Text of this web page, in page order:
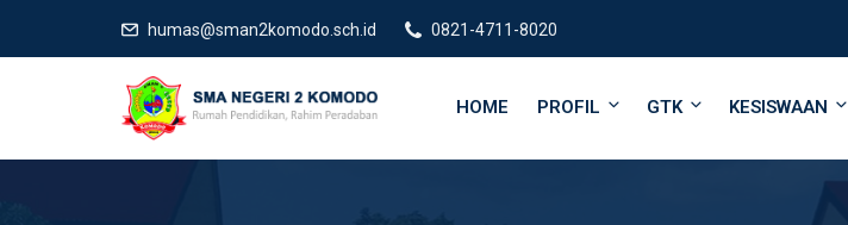
humas@sman2komodo.sch.id 0821-4711-8020
HOME PROFIL GTK KESISWAAN